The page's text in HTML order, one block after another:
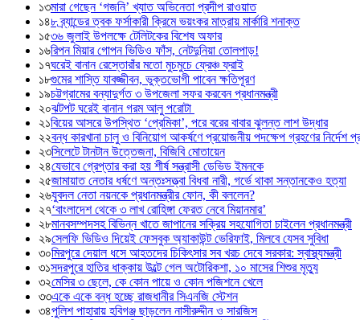
১৩মারা গেছেন ‘গজনি’ খ্যাত অভিনেতা প্রদীপ রাওয়াত
১৪৮ ব্র্যান্ডের ত্বক ফর্সাকারী ক্রিমে ভয়ংকর মাত্রায় মার্কারি শনাক্ত
১৫৩৬ জুলাই উপলক্ষে টেলিটকের বিশেষ অফার
১৬রিপন মিয়ার গোপন ভিডিও ফাঁস, নেটদুনিয়া তোলপাড়!
১৭ঘরেই বানান রেস্তোরাঁর মতো মুচমুচে ফ্রেঞ্চ ফ্রাই
১৮গুমের শাস্তি যাবজ্জীবন, ভুক্তভোগী পাবেন ক্ষতিপূরণ
১৯চট্টগ্রামের বন্যাদুর্গত ৩ উপজেলা সফর করবেন প্রধানমন্ত্রী
২০ঝটপট ঘরেই বানান গরম আলু পরোটা
২১বিয়ের আসরে উপস্থিত ‘প্রেমিকা’, পরে বরের বাবার ঝুলন্ত লাশ উদ্ধার
২২বন্ধ কারখানা চালু ও বিনিয়োগ আকর্ষণে প্রয়োজনীয় পদক্ষেপ গ্রহণের নির্দেশ
২৩সিলেটে টানটান উত্তেজনা, বিজিবি মোতায়েন
২৪যেভাবে গ্রেপ্তার করা হয় শীর্ষ সন্ত্রাসী ডেভিড ইমনকে
২৫জামায়াত নেতার ধর্ষণে অন্তঃসত্ত্বা বিধবা নারী, গর্ভে থাকা সন্তানকেও হত্যা
২৬যুবদল নেতা নয়নকে প্রধানমন্ত্রীর ফোন, কী বললেন?
২৭‘বাংলাদেশ থেকে ৩ লাখ রোহিঙ্গা ফেরত নেবে মিয়ানমার’
২৮মানবসম্পদসহ বিভিন্ন খাতে জাপানের সক্রিয় সহযোগিতা চাইলেন প্রধানমন্ত্রী
২৯সেলফি ভিডিও দিয়েই ফেসবুক অ্যাকাউন্ট ভেরিফাই, মিলবে যেসব সুবিধা
৩০মিরপুরে দেয়াল ধসে আহতদের চিকিৎসার সব খরচ দেবে সরকার: স্বাস্থ্যমন্ত্রী
৩১সদরপুরে হাতির ধাক্কায় উল্টে গেল অটোরিকশা, ১০ মাসের শিশুর মৃত্যু
৩২মেসির ৩ ছেলে, কে কোন পায়ে ও কোন পজিশনে খেলে
৩৩একে একে বন্ধ হচ্ছে রাজধানীর সিএনজি স্টেশন
৩৪পুলিশ পাহারায় হবিগঞ্জ ছাড়লেন নাসীরুদ্দীন ও সারজিস